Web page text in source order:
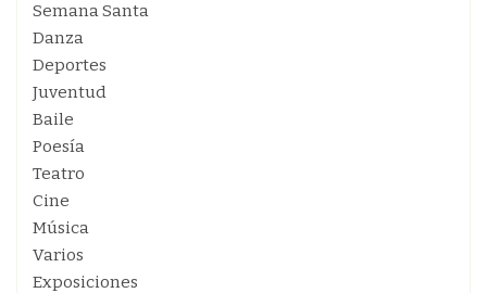
Semana Santa
Danza
Deportes
Juventud
Baile
Poesía
Teatro
Cine
Música
Varios
Exposiciones